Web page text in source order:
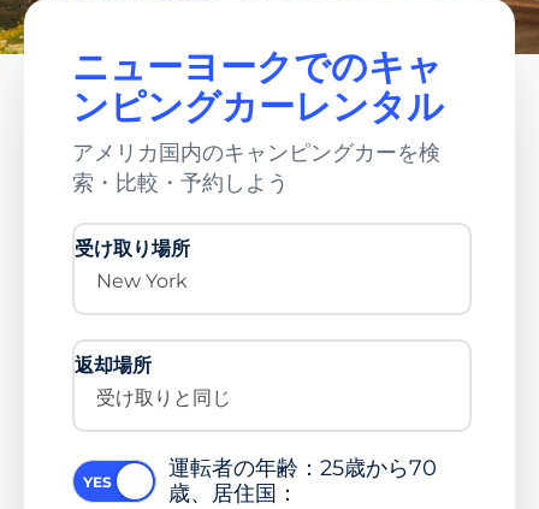
ニューヨークでのキャ
ンピングカーレンタル
アメリカ国内のキャンピングカーを検
索・比較・予約しよう
受け取り場所
New York
返却場所
受け取りと同じ
運転者の年齢：25歳から70
歳、居住国：